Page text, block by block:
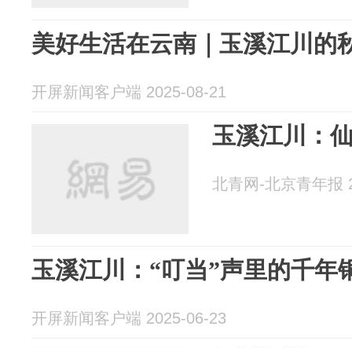
美好生活在云南｜玉溪江川的
开屏新闻客户端 2025-08-21
玉溪江川：
北青网-北京青年报
玉溪江川：“叮当”声里的千年
开屏新闻客户端 2025-06-23